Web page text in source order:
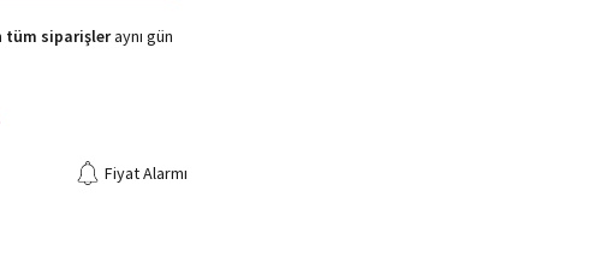
tüm siparişleraynı gün
Fiyat Alarmı